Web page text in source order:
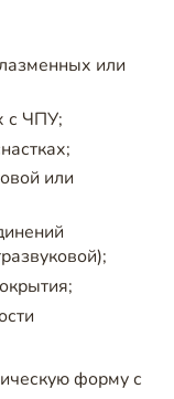
или
с ЧПУ;
или
форму с